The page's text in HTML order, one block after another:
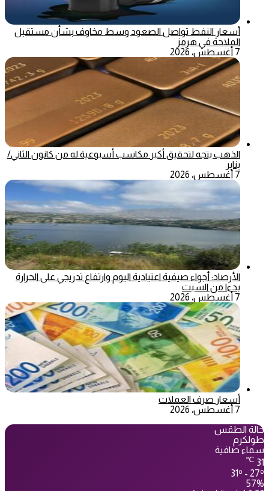
أسعار النفط تواصل الصعود وسط مخاوف بشأن مستقبل
الملاحة في هرمز
7 أغسطس، 2026
الذهب يتجه لتحقيق أكبر مكاسب أسبوعية له من كانون الثاني/
يناير
7 أغسطس، 2026
الأرصاد: أجواء صيفية اعتيادية اليوم وارتفاع تدريجي على الحرارة
بدءا من السبت
7 أغسطس، 2026
أسعار صرف العملات
7 أغسطس، 2026
حالة الطقس
طولكرم
سماء صافية
31
℃
31º - 27º
57%